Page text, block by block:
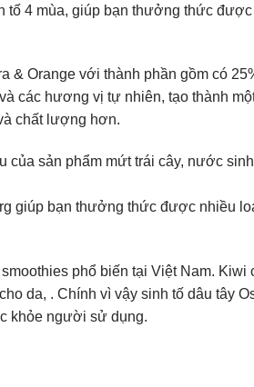
tố 4 mùa, giúp bạn thưởng thức
& Orange với thành phần gồm có
các hương vị tự nhiên, tạo thành
chất lượng hơn.
của sản phẩm mứt trái cây, nước
giúp bạn thưởng thức được nhiều
phổ biến tại Việt Nam.
da, . Chính vì vậy sinh tố dâu tây
khỏe người sử dụng.